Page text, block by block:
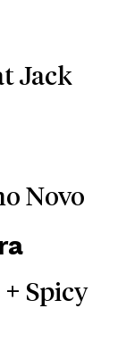
Jack
Novo
Spicy